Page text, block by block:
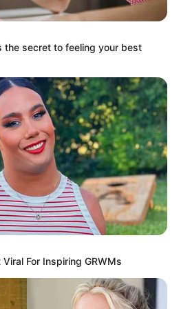
the secret to feeling your best
For Inspiring GRWMs